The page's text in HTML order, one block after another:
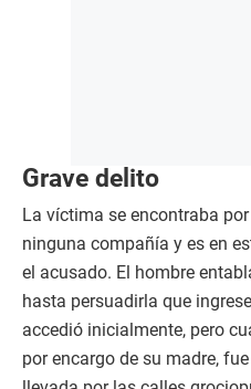
Grave delito
La víctima se encontraba
ninguna compañía y es en
el acusado. El hombre
hasta persuadirla que
accedió inicialmente, pero
por encargo de su madre,